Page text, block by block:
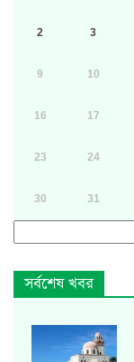
2 3
9 10
16 17
23 24
30 31
সর্বশেষ খবর